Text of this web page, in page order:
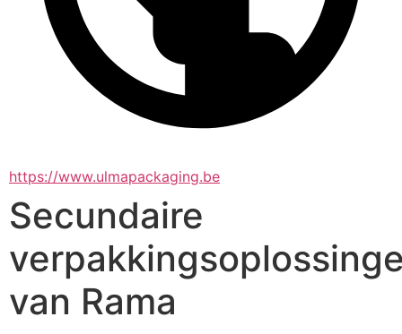
https://www.ulmapackaging.be
Secundaire
van Rama